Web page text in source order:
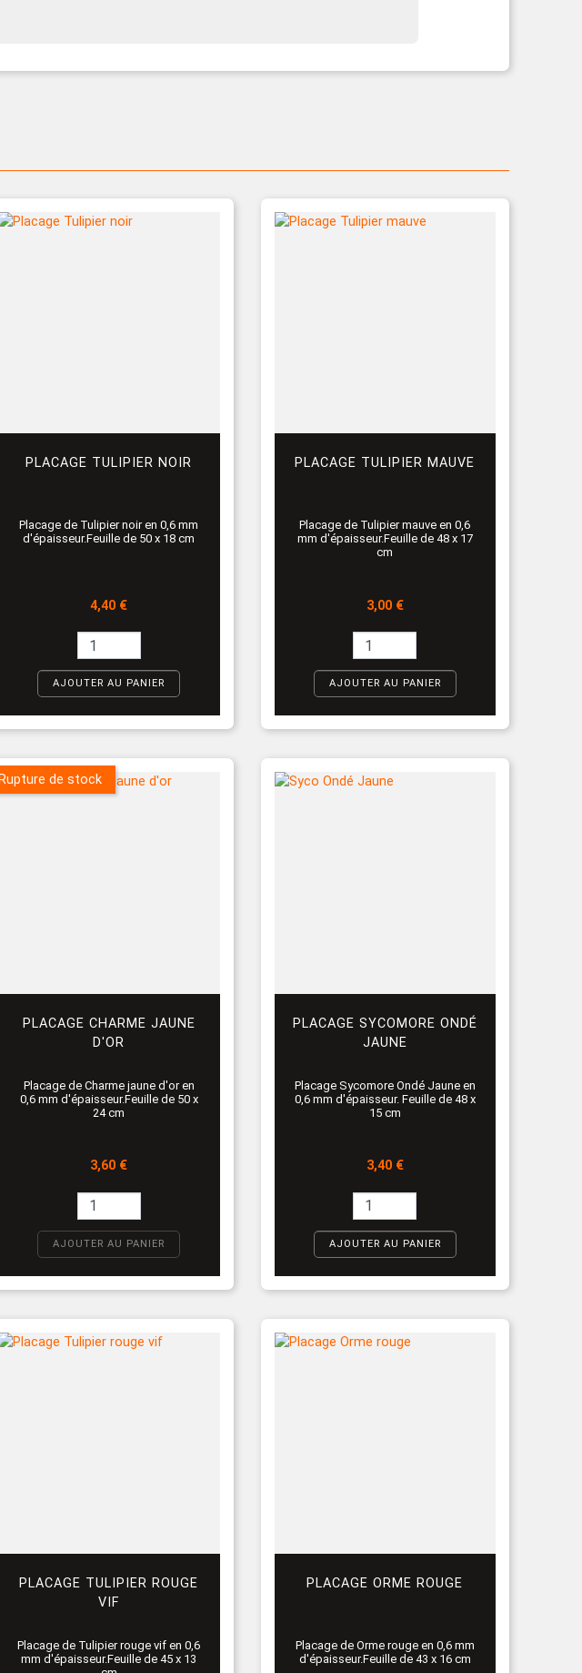
PLACAGE TULIPIER NOIR
Placage de Tulipier noir en 0,6 mm
d'épaisseur.Feuille de 50 x 18 cm
Prix
4,40 €
AJOUTER AU PANIER
PLACAGE TULIPIER MAUVE
Placage de Tulipier mauve en 0,6
mm d'épaisseur.Feuille de 48 x 17
cm
Prix
3,00 €
AJOUTER AU PANIER
PLACAGE CHARME JAUNE
D'OR
Placage de Charme jaune d'or en
0,6 mm d'épaisseur.Feuille de 50 x
24 cm
Prix
3,60 €
AJOUTER AU PANIER
Rupture de stock
PLACAGE SYCOMORE ONDÉ
JAUNE
Placage Sycomore Ondé Jaune en
0,6 mm d'épaisseur. Feuille de 48 x
15 cm
Prix
3,40 €
AJOUTER AU PANIER
PLACAGE TULIPIER ROUGE
VIF
Placage de Tulipier rouge vif en 0,6
mm d'épaisseur.Feuille de 45 x 13
PLACAGE ORME ROUGE
Placage de Orme rouge en 0,6 mm
d'épaisseur.Feuille de 43 x 16 cm